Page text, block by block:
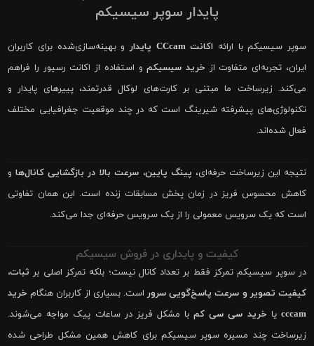
پایدار سوپر سیسیکم
سوپر سیسیکم با ارائه اکانت CCcam پایدار
و بهینه‌سازی‌شده برای کاربران
ایران، تجربه‌ای متفاوت از خرید سیسیکمو استفاده از اکانت رسیور را فراهم
می‌کند. زیرساخت ما مبتنی بر کارت‌های لوکال قدرتمند، پییرهای پایدار و
تکنولوژی‌های پیشرفته شیرینگ است که در چند موقعیت جغرافیایی مختلف
فعال شده‌اند.
نتیجه این زیرساخت حرفه‌ای، پینگ پایین، سرعت بالا در بازگشایی کانال‌هاو
کاهش محسوس فریز در زمان پخش مسابقات زنده است. این همان تفاوتی
است که یک سرویس معمولی را از یک سرویس حرفه‌ای جدا می‌کند.
کیفیت و پایداری در فروش سیسیکم
در سوپر سیسیکم تمرکز فقط بر تعداد کانال نیست؛ بلکه تمرکز اصلی بر ثبات،
کیفیت تصویر و سرعت پاسخ‌گویی سروراست. بسیاری از کاربران هنگام خرید
cccam یا خرید سی سی کمبا مشکل فریز در ساعات پیک مواجه می‌شوند.
زیرساخت چند مسیره سوپر سیسیکم برای کاهش همین مشکل طراحی شده